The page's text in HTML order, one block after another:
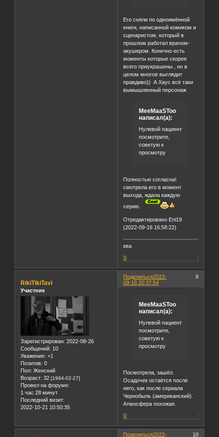
Его сняли по одноимённой
книги, написанной комиком и
сценаристом, который в
прошлом работал врачом-
акушером. Конечно есть
моменты которые скорее
всего приукрашены , но в
целом многое выглядит
правдиво)) А Хаус всё таки
вымышленный персонаж
MeeMaaSToo
написал(а):
Нулевой пациент
посмотрите,
советую к
просмотру
Полностью согласна!
смотрела его в момент
выхода, ждала каждую
серию.
Отредактировано Eni19
(2022-09-16 16:58:22)
ква
0
Поделиться 9
2022-
09-16 20:37:54
RikiTikiTavi
Участник
Зарегистрирован: 2022-08-26
Сообщений: 10
Уважение: +1
Позитив: 0
Пол: Женский
Возраст: 32 [1994-02-27]
Провел на форуме:
1 час 28 минут
Последний визит:
2022-10-21 10:50:35
MeeMaaSToo
написал(а):
Нулевой пациент
посмотрите,
советую к
просмотру
Посмотрела, зашёл.
Осадочек остаётся после
него, как после сериала
Чернобыль (американский).
Атмосфера похожая.
0
Поделиться 10
2022-